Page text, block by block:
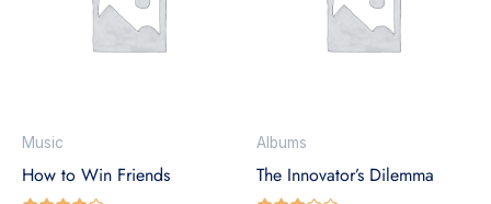
Music
How to Win Friends
Albums
The Innovator’s Dilemma